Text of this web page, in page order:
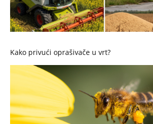
Kako privući oprašivače u vrt?